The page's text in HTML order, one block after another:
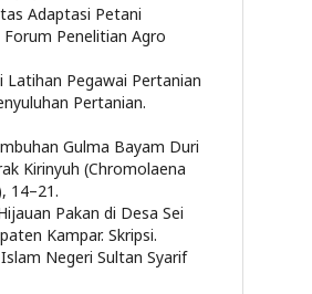
Adaptasi Petani
Penelitian Agro
Latihan Pegawai Pertanian
Pertanian.
Gulma Bayam Duri
Kirinyuh (Chromolaena
14–21.
Pakan di Desa Sei
Kampar. Skripsi.
Negeri Sultan Syarif